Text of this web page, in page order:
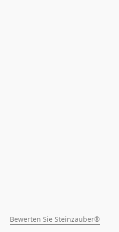
Bewerten Sie Steinzauber®